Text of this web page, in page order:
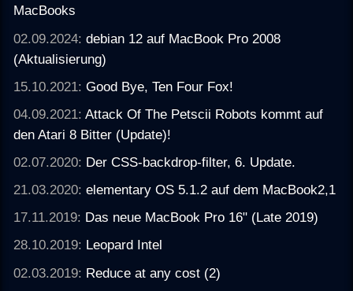
MacBooks
02.09.2024:debian 12 auf MacBook Pro 2008
(Aktualisierung)
15.10.2021:Good Bye, Ten Four Fox!
04.09.2021:Attack Of The Petscii Robots kommt auf
den Atari 8 Bitter (Update)!
02.07.2020: Der CSS-backdrop-filter, 6. Update.
21.03.2020:elementary OS 5.1.2 auf dem MacBook2,1
17.11.2019: Das neue MacBook Pro 16" (Late 2019)
28.10.2019: Leopard Intel
02.03.2019: Reduce at any cost (2)